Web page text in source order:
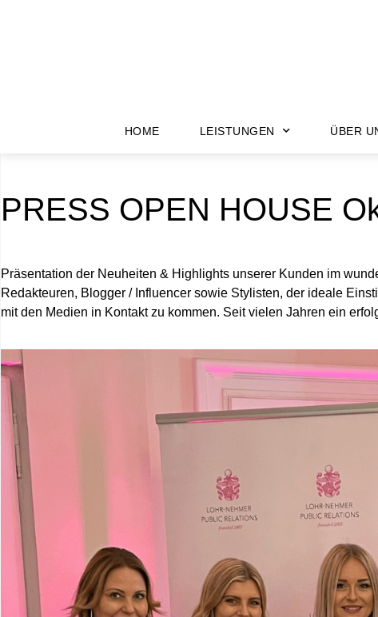
HOME LEISTUNGEN ÜBER
PRESS OPEN HOUSE
Präsentation der Neuheiten & Highlights unserer Kunden im
Redakteuren, Blogger / Influencer sowie Stylisten, der ideale
mit den Medien in Kontakt zu kommen. Seit vielen Jahren ein